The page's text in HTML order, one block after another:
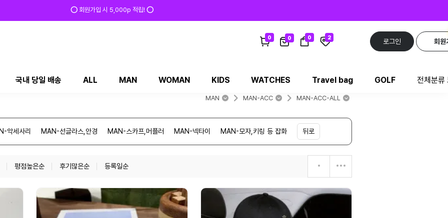
⭕ 회원가입 시 5,000p 적립! ⭕
0 0 0 2
로그인 회원
국내 당일 배송 ALL MAN WOMAN KIDS WATCHES Travel bag GOLF 전체분류
MAN MAN-ACC MAN-ACC-ALL
악세사리 MAN-선글라스,안경 MAN-스카프,머플러 MAN-넥타이 MAN-모자,키링 등 잡화 뒤로
평점높은순 후기많은순 등록일순